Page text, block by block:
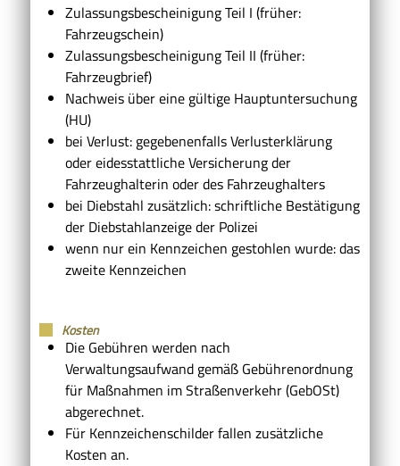
Zulassungsbescheinigung Teil I (früher:
Fahrzeugschein)
Zulassungsbescheinigung Teil II (früher:
Fahrzeugbrief)
Nachweis über eine gültige Hauptuntersuchung
(HU)
bei Verlust: gegebenenfalls Verlusterklärung
oder eidesstattliche Versicherung der
Fahrzeughalterin oder des Fahrzeughalters
bei Diebstahl zusätzlich: schriftliche Bestätigung
der Diebstahlanzeige der Polizei
wenn nur ein Kennzeichen gestohlen wurde: das
zweite Kennzeichen
Kosten
Die Gebühren werden nach
Verwaltungsaufwand gemäß Gebührenordnung
für Maßnahmen im Straßenverkehr (GebOSt)
abgerechnet.
Für Kennzeichenschilder fallen zusätzliche
Kosten an.